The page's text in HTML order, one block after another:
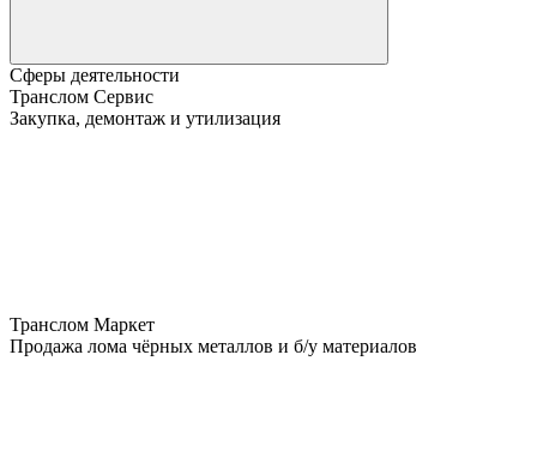
Сферы деятельности
Транслом Сервис
Закупка, демонтаж и утилизация
Транслом Маркет
Продажа лома чёрных металлов и б/у материалов